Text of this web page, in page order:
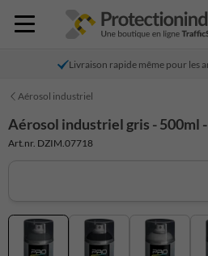
Livraison rapide même pour les
Aérosol industriel
Aérosol industriel gris - 500ml
Art.nr. DZIM.07718